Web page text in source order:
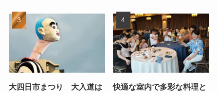
大四日市まつり 大入道は
快適な室内で多彩な料理と